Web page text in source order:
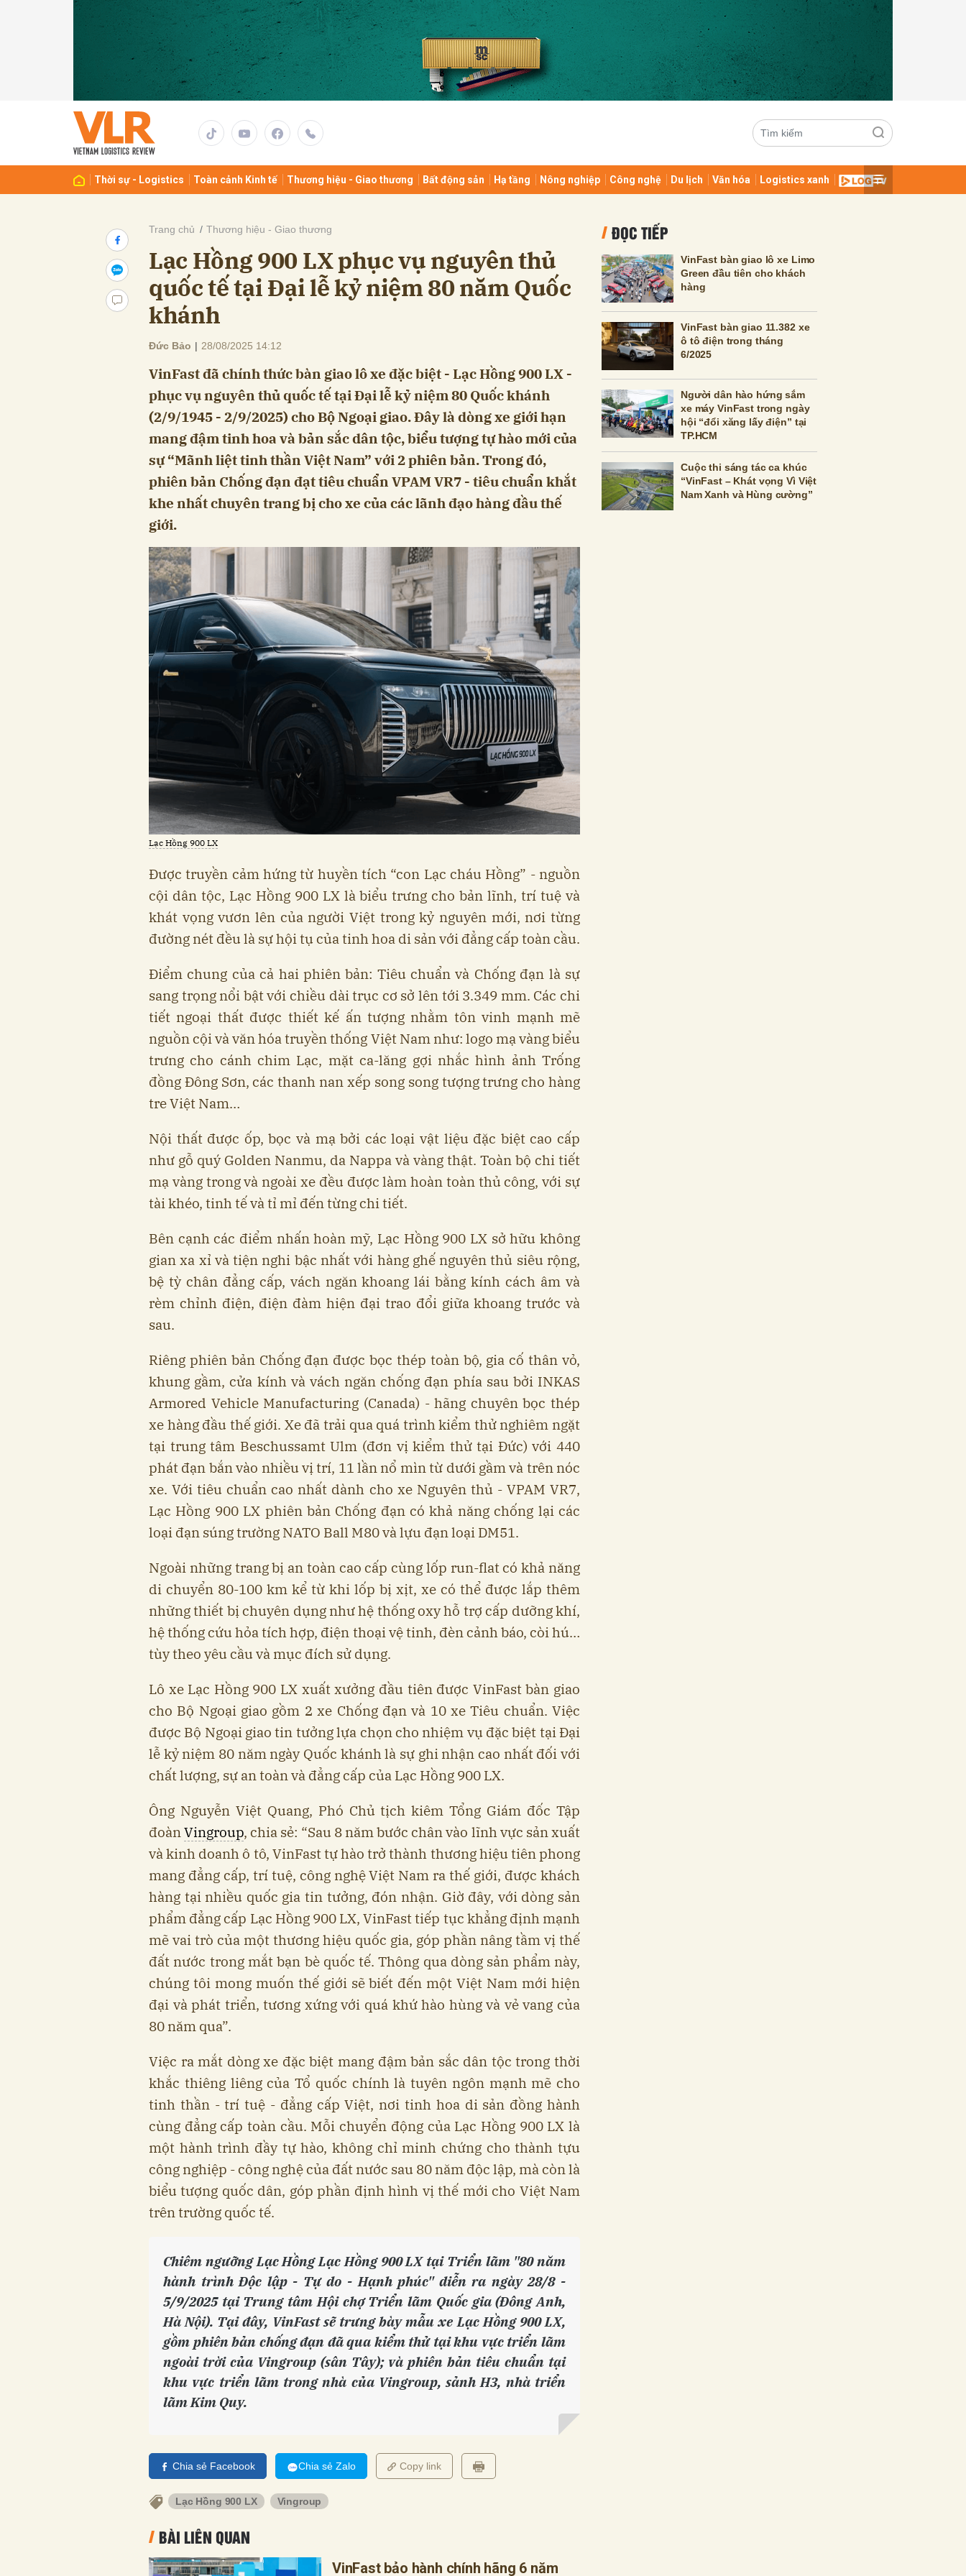
Thời sự - Logistics Toàn cảnh Kinh tế Thương hiệu - Giao thương Bất động sản Hạ tầng Nông nghiệp Công nghệ Du lịch Văn hóa Logistics xanh
Trang chủ Thương hiệu - Giao thương
Lạc Hồng 900 LX phục vụ nguyên thủ
quốc tế tại Đại lễ kỷ niệm 80 năm Quốc
khánh
Đức Bảo | 28/08/2025 14:12
VinFast đã chính thức bàn giao lô xe đặc biệt - Lạc Hồng 900 LX -
phục vụ nguyên thủ quốc tế tại Đại lễ kỷ niệm 80 Quốc khánh
(2/9/1945 - 2/9/2025) cho Bộ Ngoại giao. Đây là dòng xe giới hạn
mang đậm tinh hoa và bản sắc dân tộc, biểu tượng tự hào mới của
sự “Mãnh liệt tinh thần Việt Nam” với 2 phiên bản. Trong đó,
phiên bản Chống đạn đạt tiêu chuẩn VPAM VR7 - tiêu chuẩn khắt
khe nhất chuyên trang bị cho xe của các lãnh đạo hàng đầu thế
giới.
Lạc Hồng 900 LX
Được truyền cảm hứng từ huyền tích “con Lạc cháu Hồng” - nguồn
cội dân tộc, Lạc Hồng 900 LX là biểu trưng cho bản lĩnh, trí tuệ và
khát vọng vươn lên của người Việt trong kỷ nguyên mới, nơi từng
đường nét đều là sự hội tụ của tinh hoa di sản với đẳng cấp toàn cầu.
Điểm chung của cả hai phiên bản: Tiêu chuẩn và Chống đạn là sự
sang trọng nổi bật với chiều dài trục cơ sở lên tới 3.349 mm. Các chi
tiết ngoại thất được thiết kế ấn tượng nhằm tôn vinh mạnh mẽ
nguồn cội và văn hóa truyền thống Việt Nam như: logo mạ vàng biểu
trưng cho cánh chim Lạc, mặt ca-lăng gợi nhắc hình ảnh Trống
đồng Đông Sơn, các thanh nan xếp song song tượng trưng cho hàng
tre Việt Nam…
Nội thất được ốp, bọc và mạ bởi các loại vật liệu đặc biệt cao cấp
như gỗ quý Golden Nanmu, da Nappa và vàng thật. Toàn bộ chi tiết
mạ vàng trong và ngoài xe đều được làm hoàn toàn thủ công, với sự
tài khéo, tinh tế và tỉ mỉ đến từng chi tiết.
Bên cạnh các điểm nhấn hoàn mỹ, Lạc Hồng 900 LX sở hữu không
gian xa xỉ và tiện nghi bậc nhất với hàng ghế nguyên thủ siêu rộng,
bệ tỳ chân đẳng cấp, vách ngăn khoang lái bằng kính cách âm và
rèm chỉnh điện, điện đàm hiện đại trao đổi giữa khoang trước và
sau.
Riêng phiên bản Chống đạn được bọc thép toàn bộ, gia cố thân vỏ,
khung gầm, cửa kính và vách ngăn chống đạn phía sau bởi INKAS
Armored Vehicle Manufacturing (Canada) - hãng chuyên bọc thép
xe hàng đầu thế giới. Xe đã trải qua quá trình kiểm thử nghiêm ngặt
tại trung tâm Beschussamt Ulm (đơn vị kiểm thử tại Đức) với 440
phát đạn bắn vào nhiều vị trí, 11 lần nổ mìn từ dưới gầm và trên nóc
xe. Với tiêu chuẩn cao nhất dành cho xe Nguyên thủ - VPAM VR7,
Lạc Hồng 900 LX phiên bản Chống đạn có khả năng chống lại các
loại đạn súng trường NATO Ball M80 và lựu đạn loại DM51.
Ngoài những trang bị an toàn cao cấp cùng lốp run-flat có khả năng
di chuyển 80-100 km kể từ khi lốp bị xịt, xe có thể được lắp thêm
những thiết bị chuyên dụng như hệ thống oxy hỗ trợ cấp dưỡng khí,
hệ thống cứu hỏa tích hợp, điện thoại vệ tinh, đèn cảnh báo, còi hú…
tùy theo yêu cầu và mục đích sử dụng.
Lô xe Lạc Hồng 900 LX xuất xưởng đầu tiên được VinFast bàn giao
cho Bộ Ngoại giao gồm 2 xe Chống đạn và 10 xe Tiêu chuẩn. Việc
được Bộ Ngoại giao tin tưởng lựa chọn cho nhiệm vụ đặc biệt tại Đại
lễ kỷ niệm 80 năm ngày Quốc khánh là sự ghi nhận cao nhất đối với
chất lượng, sự an toàn và đẳng cấp của Lạc Hồng 900 LX.
Ông Nguyễn Việt Quang, Phó Chủ tịch kiêm Tổng Giám đốc Tập
đoànVingroup, chia sẻ: “Sau 8 năm bước chân vào lĩnh vực sản xuất
và kinh doanh ô tô, VinFast tự hào trở thành thương hiệu tiên phong
mang đẳng cấp, trí tuệ, công nghệ Việt Nam ra thế giới, được khách
hàng tại nhiều quốc gia tin tưởng, đón nhận. Giờ đây, với dòng sản
phẩm đẳng cấp Lạc Hồng 900 LX, VinFast tiếp tục khẳng định mạnh
mẽ vai trò của một thương hiệu quốc gia, góp phần nâng tầm vị thế
đất nước trong mắt bạn bè quốc tế. Thông qua dòng sản phẩm này,
chúng tôi mong muốn thế giới sẽ biết đến một Việt Nam mới hiện
đại và phát triển, tương xứng với quá khứ hào hùng và vẻ vang của
80 năm qua”.
Việc ra mắt dòng xe đặc biệt mang đậm bản sắc dân tộc trong thời
khắc thiêng liêng của Tổ quốc chính là tuyên ngôn mạnh mẽ cho
tinh thần - trí tuệ - đẳng cấp Việt, nơi tinh hoa di sản đồng hành
cùng đẳng cấp toàn cầu. Mỗi chuyển động của Lạc Hồng 900 LX là
một hành trình đầy tự hào, không chỉ minh chứng cho thành tựu
công nghiệp - công nghệ của đất nước sau 80 năm độc lập, mà còn là
biểu tượng quốc dân, góp phần định hình vị thế mới cho Việt Nam
trên trường quốc tế.
Chiêm ngưỡng Lạc Hồng Lạc Hồng 900 LX tại Triển lãm "80 năm
hành trình Độc lập - Tự do - Hạnh phúc" diễn ra ngày 28/8 -
5/9/2025 tại Trung tâm Hội chợ Triển lãm Quốc gia (Đông Anh,
Hà Nội). Tại đây, VinFast sẽ trưng bày mẫu xe Lạc Hồng 900 LX,
gồm phiên bản chống đạn đã qua kiểm thử tại khu vực triển lãm
ngoài trời của Vingroup (sân Tây); và phiên bản tiêu chuẩn tại
khu vực triển lãm trong nhà của Vingroup, sảnh H3, nhà triển
lãm Kim Quy.
Chia sẻ Facebook Chia sẻ Zalo Copy link
Lạc Hồng 900 LX Vingroup
BÀI LIÊN QUAN
VinFast bảo hành chính hãng 6 năm
ĐỌC TIẾP
VinFast bàn giao lô xe Limo
Green đầu tiên cho khách
hàng
VinFast bàn giao 11.382 xe
ô tô điện trong tháng
6/2025
Người dân hào hứng sắm
xe máy VinFast trong ngày
hội “đổi xăng lấy điện” tại
TP.HCM
Cuộc thi sáng tác ca khúc
“VinFast – Khát vọng Vì Việt
Nam Xanh và Hùng cường”
Gửi bình luận